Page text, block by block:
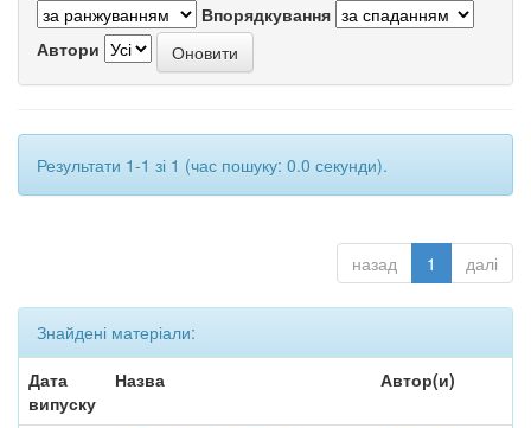
Впорядкування
Автори
Результати 1-1 зі 1 (час пошуку: 0.0 секунди).
назад 1 далі
Знайдені матеріали:
Дата
випуску
Назва Автор(и)